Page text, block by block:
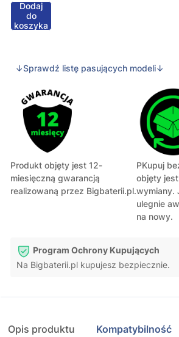
Dodaj
do
koszyka
↓Sprawdź listę pasujących modeli↓
Produkt objęty jest 12-
miesięczną gwarancją
realizowaną przez Bigbaterii.pl.
PKupuj
objęty
wymiany.
ulegnie
na nowy.
Program Ochrony Kupujących
Na Bigbaterii.pl kupujesz bezpiecznie.
Opis produktu Kompatybilność